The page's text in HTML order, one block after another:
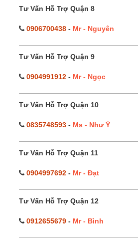
Tư Vấn Hỗ Trợ Quận 8
0906700438 - Mr - Nguyên
Tư Vấn Hỗ Trợ Quận 9
0904991912 - Mr - Ngọc
Tư Vấn Hỗ Trợ Quận 10
0835748593 - Ms - Như Ý
Tư Vấn Hỗ Trợ Quận 11
0904997692 - Mr - Đạt
Tư Vấn Hỗ Trợ Quận 12
0912655679 - Mr - Bình